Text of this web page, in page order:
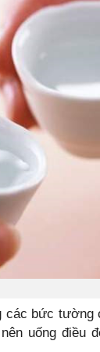
các bức tường
uống điều